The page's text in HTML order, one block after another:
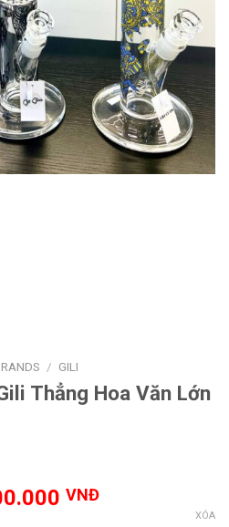
/ GILI
Thẳng Hoa Văn Lớn
VNĐGiá
XÓA